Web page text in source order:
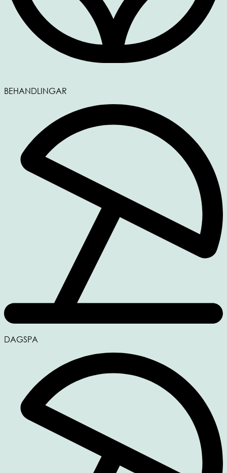
BEHANDLINGAR
DAGSPA